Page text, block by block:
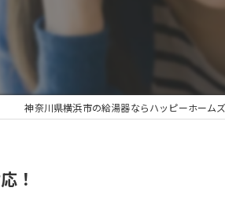
神奈川県横浜市の給湯器ならハッピーホームズ
！